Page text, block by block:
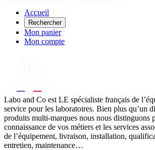
Accueil
Rechercher
Mon panier
Mon compte
Labo and Co est LE spécialiste français de
service pour les laboratoires. Bien plus qu’un
produits multi-marques nous nous distinguons
connaissance de vos métiers et les services
de l’équipement, livraison, installation,
entretien, maintenance…